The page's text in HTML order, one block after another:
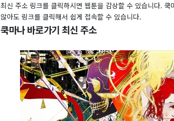
최신 주소 링크를 클릭하시면 웹툰을 감상할 수 있습니다.
않아도 링크를 클릭해서 쉽게 접속할 수 있습니다.
쿡마나 바로가기 최신 주소